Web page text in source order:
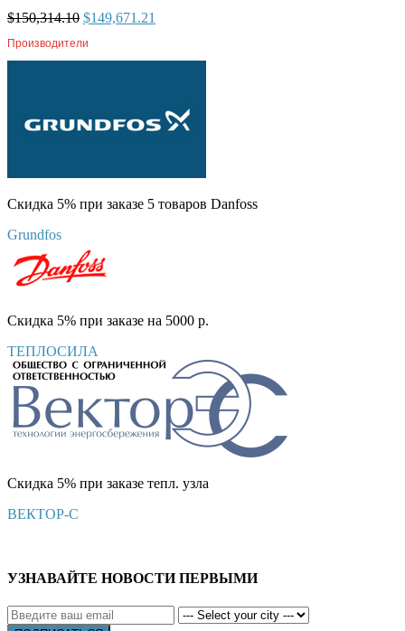
$150,314.10 $149,671.21
Производители
Скидка 5% при заказе 5 товаров Danfoss
Grundfos
Скидка 5% при заказе на 5000 р.
ТЕПЛОСИЛА
Скидка 5% при заказе тепл. узла
ВЕКТОР-С
УЗНАВАЙТЕ НОВОСТИ ПЕРВЫМИ